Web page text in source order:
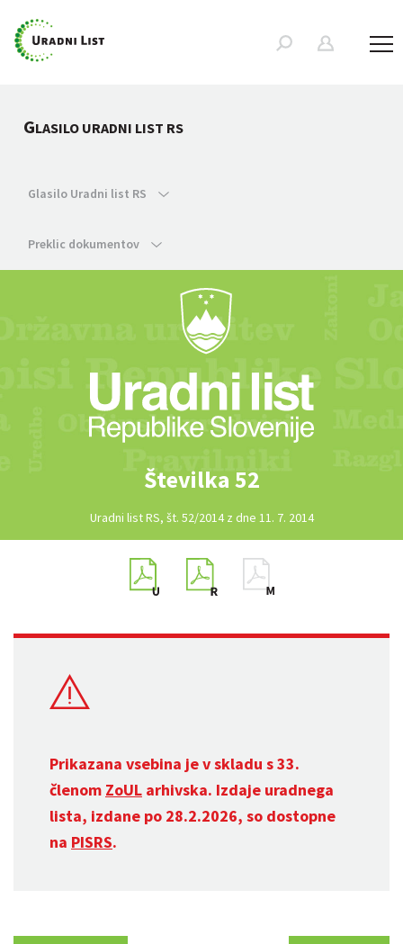
GLASILO URADNI LIST RS
Glasilo Uradni list RS
Preklic dokumentov
Številka 52
Uradni list RS, št. 52/2014 z dne 11. 7. 2014
Prikazana vsebina je v skladu s 33.
členom ZoUL arhivska. Izdaje uradnega
lista, izdane po 28.2.2026, so dostopne
na PISRS.